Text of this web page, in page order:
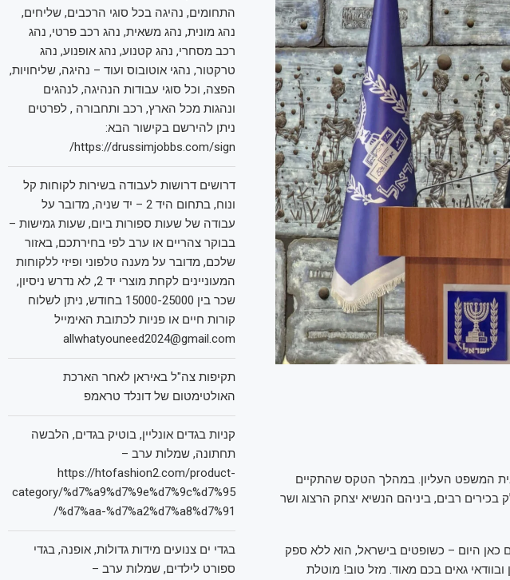
המשפט העליון. במהלך הטקס שהתקיים
רבים, ביניהם הנשיא יצחק הרצוג ושר
כאן היום – כשופטים בישראל, הוא ללא ספק
גאים בכם מאוד. מזל טוב! מוטלת
התחומים, נהיגה בכל סוגי הרכבים, שליחים,
נהג מונית, נהג משאית, נהג רכב פרטי, נהג
רכב מסחרי, נהג קטנוע, נהג אופנוע, נהג
טרקטור, נהגי אוטובוס ועוד – נהיגה, שליחויות,
הפצה, וכל סוגי עבודות הנהיגה, לנהגים
ונהגות מכל הארץ, רכב ותחבורה , לפרטים
ניתן להירשם בקישור הבא:
https://drussimjobbs.com/sign/
דרושים דרושות לעבודה בשירות לקוחות קל
ונוח, בתחום היד 2 – יד שניה, מדובר על
עבודה של שעות ספורות ביום, שעות גמישות –
בבוקר צהריים או ערב לפי בחירתכם, באזור
שלכם, מדובר על מענה טלפוני ופיזי ללקוחות
המעוניינים לקחת מוצרי יד 2, לא נדרש ניסיון,
שכר בין 15000-25000 בחודש, ניתן לשלוח
קורות חיים או פניות לכתובת האימייל
allwhatyouneed2024@gmail.com
תקיפות צה"ל באיראן לאחר הארכת
האולטימטום של דונלד טראמפ
קניות בגדים אונליין, בוטיק בגדים, הלבשה
תחתונה, שמלות ערב –
https://htofashion2.com/product-
category/%d7%a9%d7%9e%d7%9c%d7%95
%d7%aa-%d7%a2%d7%a8%d7%91/
בגדי ים צנועים מידות גדולות, אופנה, בגדי
ספורט לילדים, שמלות ערב –